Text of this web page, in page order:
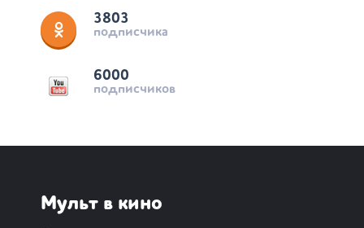
3803
подписчика
6000
подписчиков
Мульт в кино